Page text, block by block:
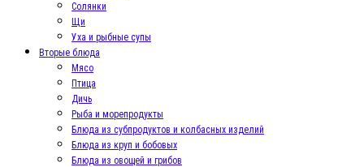
Солянки
Щи
Уха и рыбные супы
Вторые блюда
Мясо
Птица
Дичь
Рыба и морепродукты
Блюда из субпродуктов и колбасных изделий
Блюда из круп и бобовых
Блюда из овощей и грибов